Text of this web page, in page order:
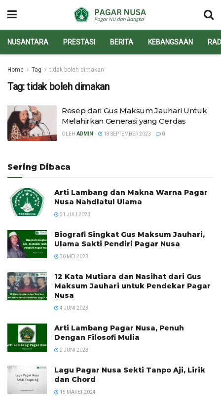
NUSANTARA PRESTASI BERITA KEBANGSAAN
Home Tag tidak boleh dimakan
Tag:tidak boleh dimakan
Resep dari Gus Maksum Jauhari Untuk
Melahirkan Generasi yang Cerdas
OLEH ADMIN 18 SEPTEMBER 2023 0
Sering Dibaca
Arti Lambang dan Makna Warna Pagar
Nusa Nahdlatul Ulama
31 JULI 2023
Biografi Singkat Gus Maksum Jauhari,
Ulama Sakti Pendiri Pagar Nusa
30 MEI 2023
12 Kata Mutiara dan Nasihat dari Gus
Maksum Jauhari untuk Pendekar Pagar
Nusa
4 JUNI 2023
Arti Lambang Pagar Nusa, Penuh
Dengan Filosofi Mulia
2 JUNI 2023
Lagu Pagar Nusa Sekti Tanpo Aji, Lirik
dan Chord
15 MARET 2024